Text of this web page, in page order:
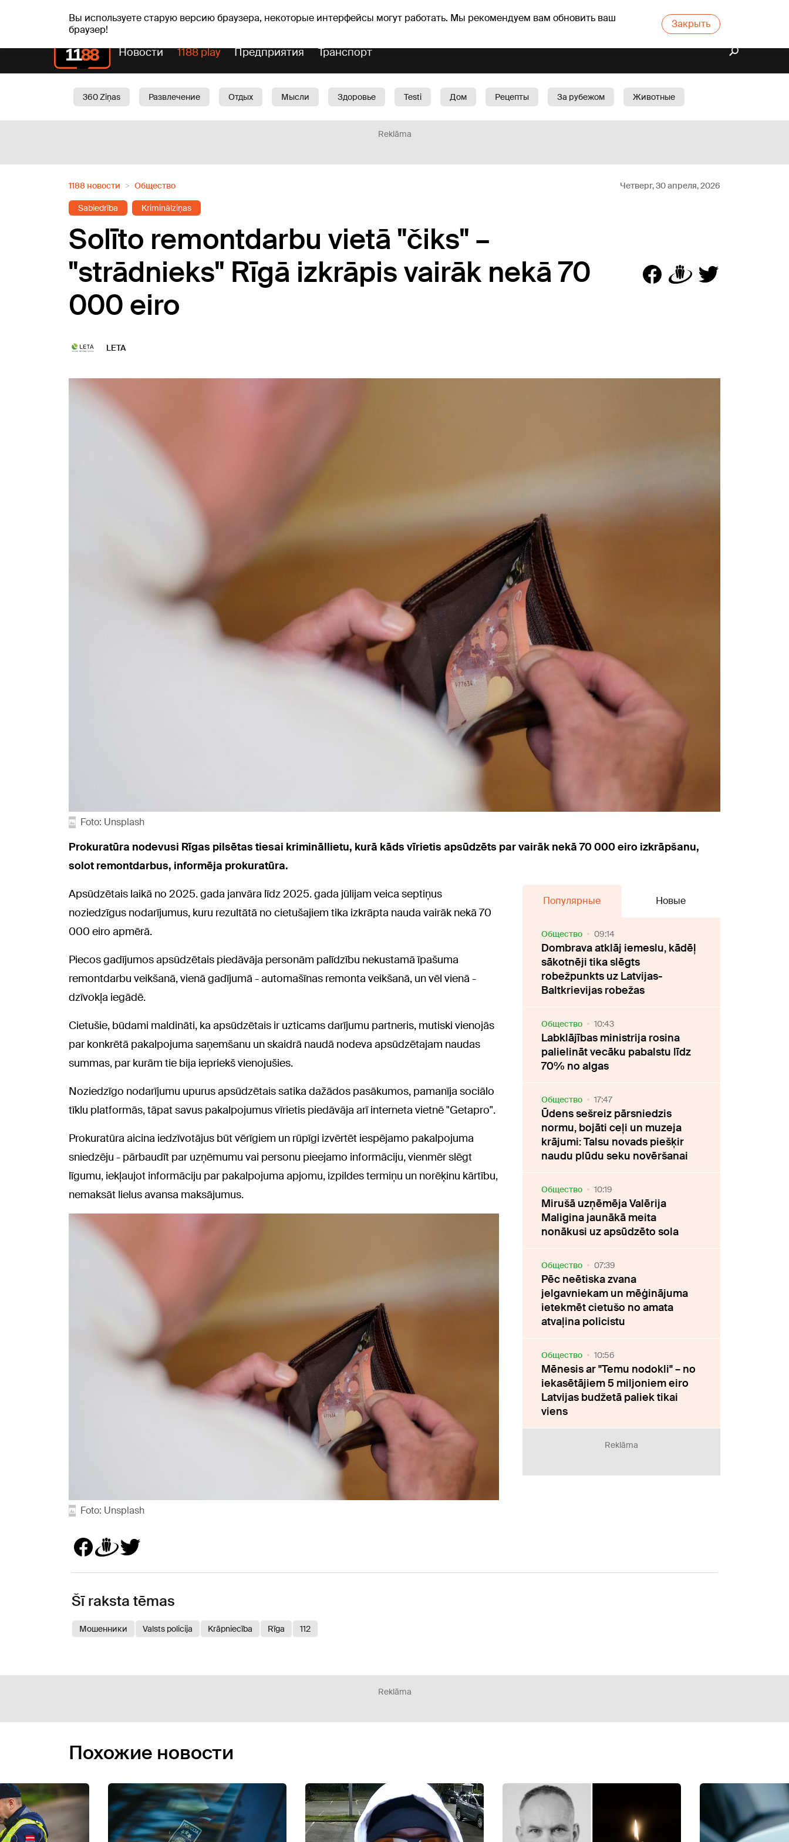
Вы используете старую версию браузера, некоторые интерфейсы могут работать. Мы рекомендуем вам обновить ваш
браузер!
Закрыть
сб, 08.08.2026. +16°C Mudīte, Vladislava, Vladislavs Прогноз погоды Гороскопы
Новости 1188 play Предприятия Транспорт
360 Ziņas Развлечение Отдых Мысли Здоровье Testi Дом Рецепты За рубежом
Животные
Reklāma
1188 новости Oбщество Четверг, 30 апреля, 2026
Sabiedrība Kriminālziņas
Solīto remontdarbu vietā "čiks" –
"strādnieks" Rīgā izkrāpis vairāk nekā 70
000 eiro
LETA
Foto: Unsplash
Prokuratūra nodevusi Rīgas pilsētas tiesai krimināllietu, kurā kāds vīrietis apsūdzēts par vairāk nekā 70 000 eiro izkrāpšanu,
solot remontdarbus, informēja prokuratūra.
Apsūdzētais laikā no 2025. gada janvāra līdz 2025. gada jūlijam veica septiņus
noziedzīgus nodarījumus, kuru rezultātā no cietušajiem tika izkrāpta nauda vairāk nekā 70
000 eiro apmērā.
Piecos gadījumos apsūdzētais piedāvāja personām palīdzību nekustamā īpašuma
remontdarbu veikšanā, vienā gadījumā - automašīnas remonta veikšanā, un vēl vienā -
dzīvokļa iegādē.
Cietušie, būdami maldināti, ka apsūdzētais ir uzticams darījumu partneris, mutiski vienojās
par konkrētā pakalpojuma saņemšanu un skaidrā naudā nodeva apsūdzētajam naudas
summas, par kurām tie bija iepriekš vienojušies.
Noziedzīgo nodarījumu upurus apsūdzētais satika dažādos pasākumos, pamanīja sociālo
tīklu platformās, tāpat savus pakalpojumus vīrietis piedāvāja arī interneta vietnē "Getapro".
Prokuratūra aicina iedzīvotājus būt vērīgiem un rūpīgi izvērtēt iespējamo pakalpojuma
sniedzēju - pārbaudīt par uzņēmumu vai personu pieejamo informāciju, vienmēr slēgt
līgumu, iekļaujot informāciju par pakalpojuma apjomu, izpildes termiņu un norēķinu kārtību,
nemaksāt lielus avansa maksājumus.
Foto: Unsplash
Популярные Новые
Oбщество 09:14
Dombrava atklāj iemeslu, kādēļ
sākotnēji tika slēgts
robežpunkts uz Latvijas-
Baltkrievijas robežas
Oбщество 10:43
Labklājības ministrija rosina
palielināt vecāku pabalstu līdz
70% no algas
Oбщество 17:47
Ūdens sešreiz pārsniedzis
normu, bojāti ceļi un muzeja
krājumi: Talsu novads piešķir
naudu plūdu seku novēršanai
Oбщество 10:19
Mirušā uzņēmēja Valērija
Maligina jaunākā meita
nonākusi uz apsūdzēto sola
Oбщество 07:39
Pēc neētiska zvana
jelgavniekam un mēģinājuma
ietekmēt cietušo no amata
atvaļina policistu
Oбщество 10:56
Mēnesis ar "Temu nodokli" – no
iekasētājiem 5 miljoniem eiro
Latvijas budžetā paliek tikai
viens
Reklāma
Šī raksta tēmas
Мошенники Valsts policija Krāpniecība Rīga 112
Reklāma
Похожие новости